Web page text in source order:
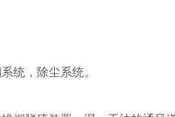
统，除尘系统。